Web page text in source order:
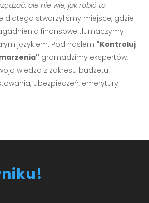
ale nie wie, jak robić to
dlatego stworzyliśmy miejsce, gdzie
finansowe tłumaczymy
językiem. Pod hasłem "Kontroluj
gromadzimy ekspertów,
wiedzą z zakresu budżetu
ubezpieczeń, emerytury i